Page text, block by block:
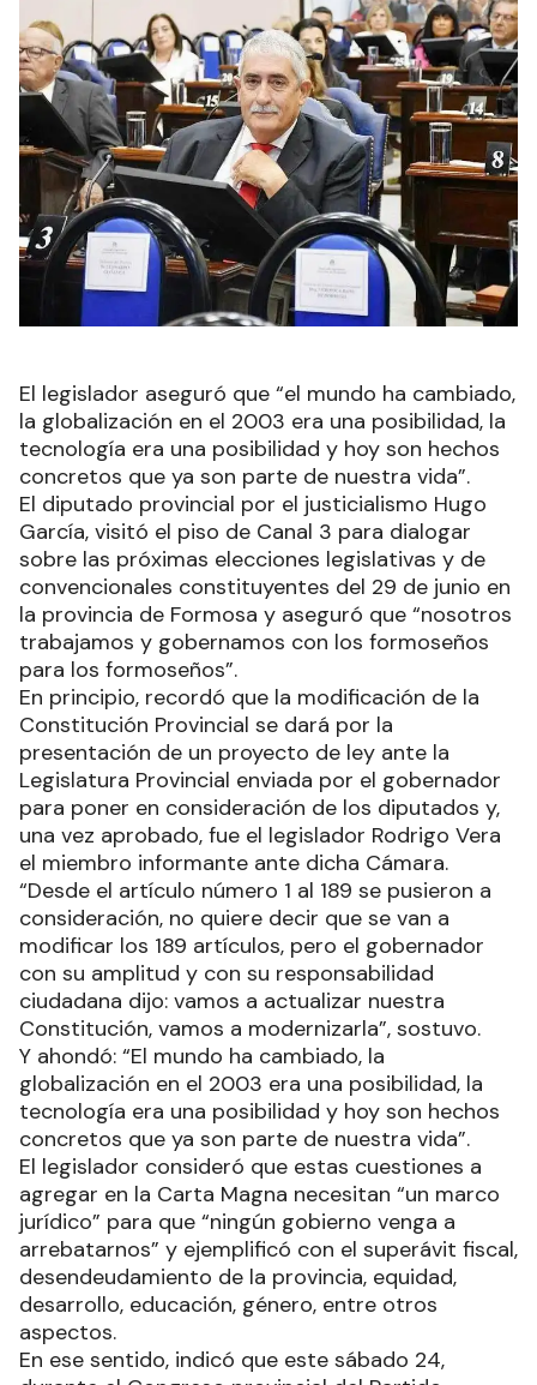
El legislador aseguró que “el mundo ha cambiado,
la globalización en el 2003 era una posibilidad, la
tecnología era una posibilidad y hoy son hechos
concretos que ya son parte de nuestra vida”.
El diputado provincial por el justicialismo Hugo
García, visitó el piso de Canal 3 para dialogar
sobre las próximas elecciones legislativas y de
convencionales constituyentes del 29 de junio en
la provincia de Formosa y aseguró que “nosotros
trabajamos y gobernamos con los formoseños
para los formoseños”.
En principio, recordó que la modificación de la
Constitución Provincial se dará por la
presentación de un proyecto de ley ante la
Legislatura Provincial enviada por el gobernador
para poner en consideración de los diputados y,
una vez aprobado, fue el legislador Rodrigo Vera
el miembro informante ante dicha Cámara.
“Desde el artículo número 1 al 189 se pusieron a
consideración, no quiere decir que se van a
modificar los 189 artículos, pero el gobernador
con su amplitud y con su responsabilidad
ciudadana dijo: vamos a actualizar nuestra
Constitución, vamos a modernizarla”, sostuvo.
Y ahondó: “El mundo ha cambiado, la
globalización en el 2003 era una posibilidad, la
tecnología era una posibilidad y hoy son hechos
concretos que ya son parte de nuestra vida”.
El legislador consideró que estas cuestiones a
agregar en la Carta Magna necesitan “un marco
jurídico” para que “ningún gobierno venga a
arrebatarnos” y ejemplificó con el superávit fiscal,
desendeudamiento de la provincia, equidad,
desarrollo, educación, género, entre otros
aspectos.
En ese sentido, indicó que este sábado 24,